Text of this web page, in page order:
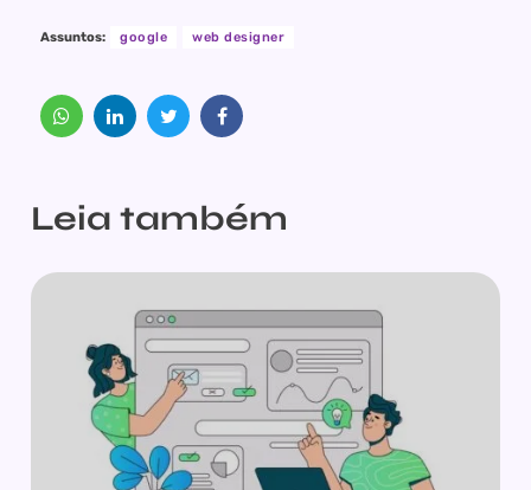
Assuntos: google web designer
Leia também